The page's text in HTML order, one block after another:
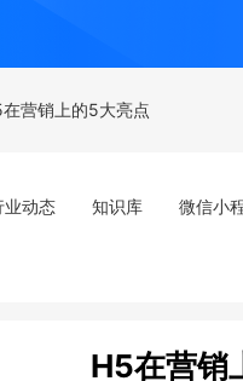
在营销上的5大亮点
业动态 知识库 微信小
H5在营销